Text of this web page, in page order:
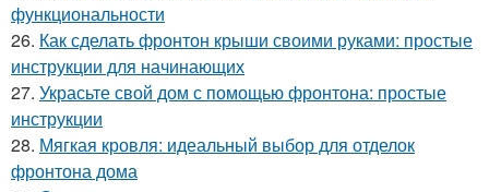
функциональности
26. Как сделать фронтон крыши своими руками: простые
инструкции для начинающих
27. Украсьте свой дом с помощью фронтона: простые
инструкции
28. Мягкая кровля: идеальный выбор для отделок
фронтона дома